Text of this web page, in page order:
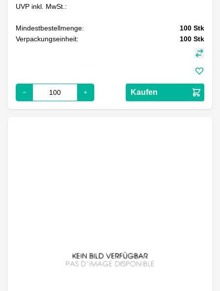
UVP inkl. MwSt.:
Mindestbestellmenge: 100 Stk
Verpackungseinheit:
100 Stk
Kaufen